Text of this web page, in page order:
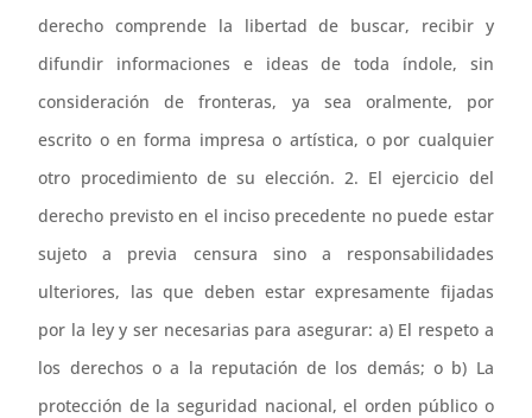
derecho comprende la libertad de buscar, recibir y
difundir informaciones e ideas de toda índole, sin
consideración de fronteras, ya sea oralmente, por
escrito o en forma impresa o artística, o por cualquier
otro procedimiento de su elección. 2. El ejercicio del
derecho previsto en el inciso precedente no puede estar
sujeto a previa censura sino a responsabilidades
ulteriores, las que deben estar expresamente fijadas
por la ley y ser necesarias para asegurar: a) El respeto a
los derechos o a la reputación de los demás; o b) La
protección de la seguridad nacional, el orden público o